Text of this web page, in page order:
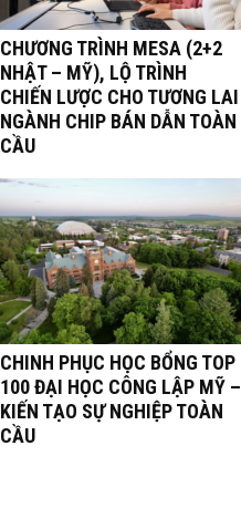
CHƯƠNG TRÌNH MESA (2+2
NHẬT – MỸ), LỘ TRÌNH
CHIẾN LƯỢC CHO TƯƠNG LAI
NGÀNH CHIP BÁN DẪN TOÀN
CẦU
CHINH PHỤC HỌC BỔNG TOP
100 ĐẠI HỌC CÔNG LẬP MỸ –
KIẾN TẠO SỰ NGHIỆP TOÀN
CẦU